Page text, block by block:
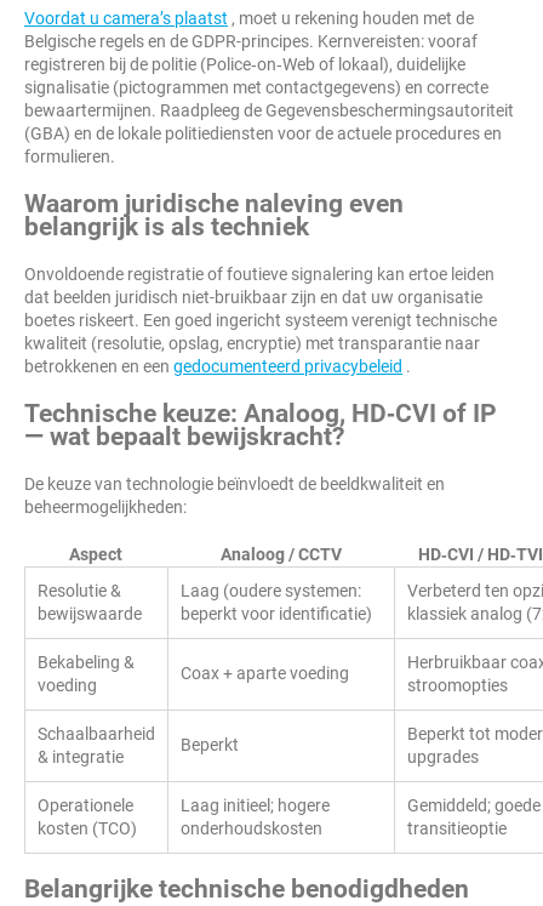
Voordat u camera’s plaatst , moet u rekening houden met de
Belgische regels en de GDPR-principes. Kernvereisten: vooraf
registreren bij de politie (Police‑on‑Web of lokaal), duidelijke
signalisatie (pictogrammen met contactgegevens) en correcte
bewaartermijnen. Raadpleeg de Gegevensbeschermingsautoriteit
(GBA) en de lokale politiediensten voor de actuele procedures en
formulieren.
Waarom juridische naleving even
belangrijk is als techniek
Onvoldoende registratie of foutieve signalering kan ertoe leiden
dat beelden juridisch niet-bruikbaar zijn en dat uw organisatie
boetes riskeert. Een goed ingericht systeem verenigt technische
kwaliteit (resolutie, opslag, encryptie) met transparantie naar
betrokkenen en een gedocumenteerd privacybeleid .
Technische keuze: Analoog, HD‑CVI of IP
— wat bepaalt bewijskracht?
De keuze van technologie beïnvloedt de beeldkwaliteit en
beheermogelijkheden:
Aspect Analoog / CCTV
HD‑CVI /
Resolutie &
bewijswaarde
Laag (oudere systemen:
beperkt voor identificatie)
Verbeterd ten
klassiek analog
Bekabeling &
voeding
Coax + aparte voeding
Herbruikbaar
stroomopties
Schaalbaarheid
& integratie
Beperkt
Beperkt tot
upgrades
Operationele
kosten (TCO)
Laag initieel; hogere
onderhoudskosten
Gemiddeld; goede
transitieoptie
Belangrijke technische benodigdheden